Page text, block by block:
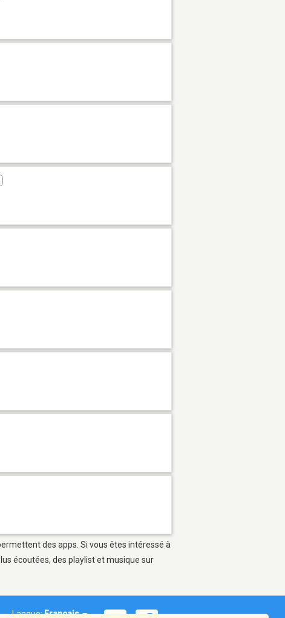
des apps. Si vous êtes intéressé à
écoutées, des playlist et musique sur
Langue:Français